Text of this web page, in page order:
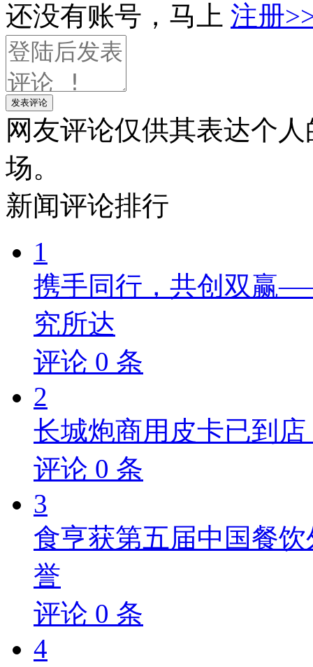
还没有账号，马上 注册
发表评论
网友评论仅供其表达个
场。
新闻评论排行
1
携手同行，共创双赢
究所达
评论 0 条
2
长城炮商用皮卡已到
评论 0 条
3
食亨获第五届中国餐
誉
评论 0 条
4